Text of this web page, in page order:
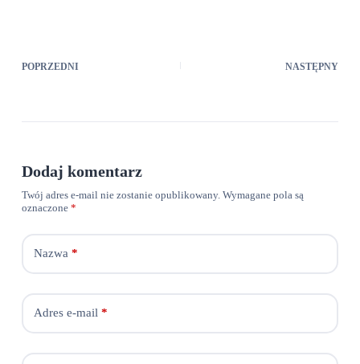
POPRZEDNI NASTĘPNY
Dodaj komentarz
Twój adres e-mail nie zostanie opublikowany. Wymagane pola są
oznaczone *
Nazwa*
Adres e-mail*